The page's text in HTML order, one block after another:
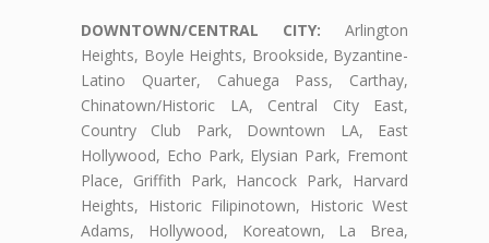
DOWNTOWN/CENTRAL CITY: Arlington
Heights, Boyle Heights, Brookside, Byzantine-
Latino Quarter, Cahuega Pass, Carthay,
Chinatown/Historic LA, Central City East,
Country Club Park, Downtown LA, East
Hollywood, Echo Park, Elysian Park, Fremont
Place, Griffith Park, Hancock Park, Harvard
Heights, Historic Filipinotown, Historic West
Adams, Hollywood, Koreatown, La Brea,